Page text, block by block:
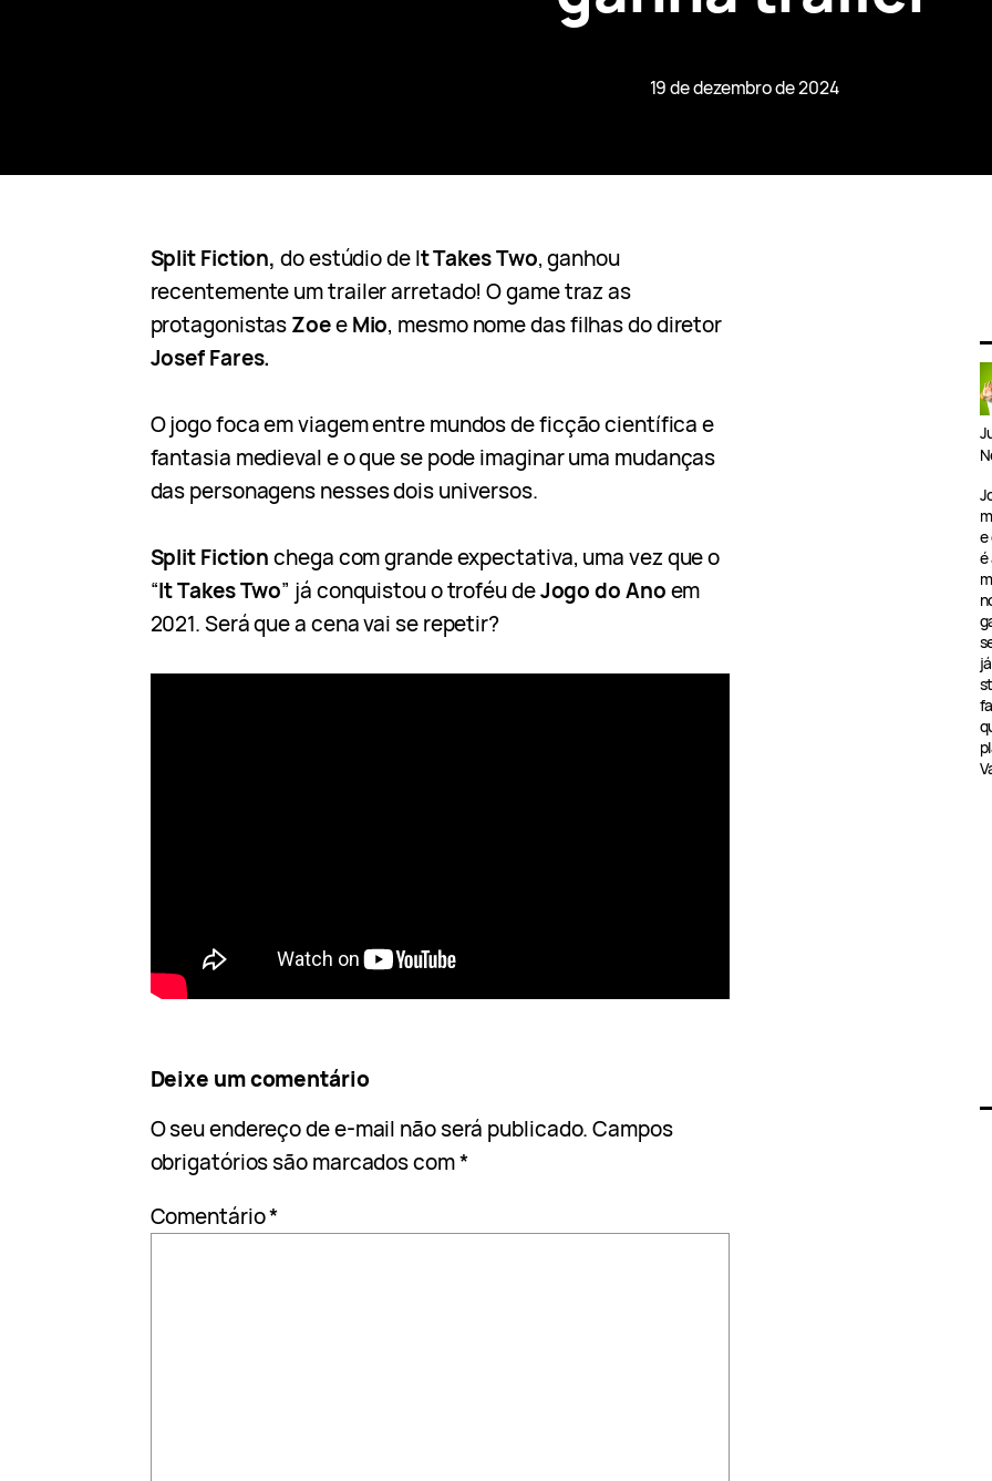
19 de dezembro de 2024
Split Fiction, do estúdio de It Takes Two, ganhou
recentemente um trailer arretado! O game traz as
protagonistasZoeeMio, mesmo nome das filhas do diretor
Josef Fares.
O jogo foca em viagem entre mundos de ficção científica e
fantasia medieval e o que se pode imaginar uma mudanças
das personagens nesses dois universos.
Split Fictionchega com grande expectativa, uma vez que o
“It Takes Two” já conquistou o troféu deJogo do Anoem
2021. Será que a cena vai se repetir?
Deixe um comentário
O seu endereço de e-mail não será publicado. Campos
obrigatórios são marcados com*
Comentário*
e
é